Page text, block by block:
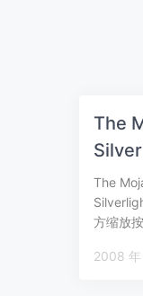
The
The
方缩放